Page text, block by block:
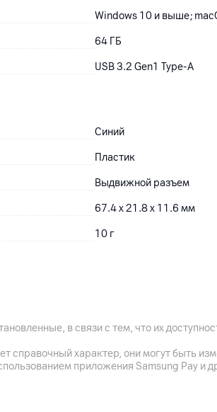
Windows 10 и выше;
64 ГБ
USB 3.2 Gen1 Type-A
Синий
Пластик
Выдвижной разъем
67.4 x 21.8 x 11.6 мм
10 г
ООО "СОТА ИМПЭКС",
д.29 пом.219
в связи с тем, что их
справочный характер, они могут быть
приложения Samsung Pay и